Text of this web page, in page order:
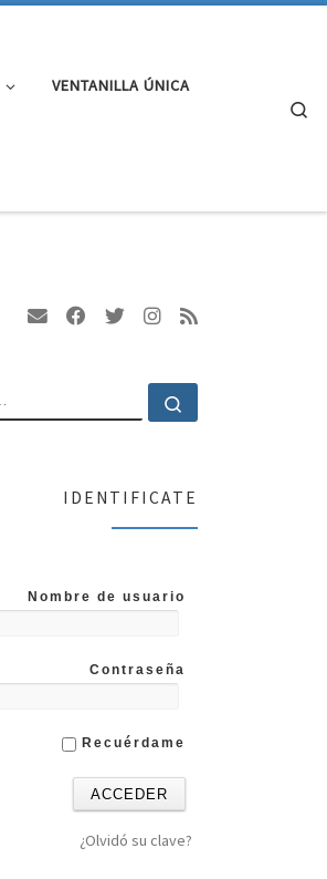
VENTANILLA ÚNICA
BUSCAR
IDENTIFICATE
Nombre de usuario
Contraseña
Recuérdame
¿Olvidó su clave?